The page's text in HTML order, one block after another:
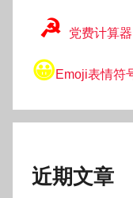
☭ 党费计算器
😀Emoji表情符
近期文章